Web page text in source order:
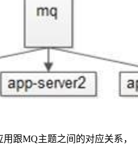
跟MQ主题之间的对应关系，